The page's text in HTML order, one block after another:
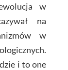
w
na
w
i to one